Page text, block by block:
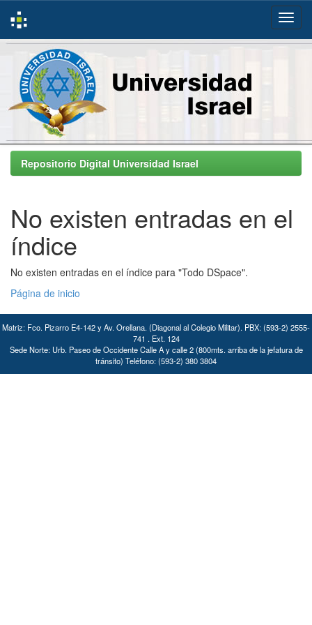
Skip
navigationRepositorio Digital Universidad Israel
No existen entradas en el
índice
No existen entradas en el índice para "Todo DSpace".
Página de inicio
Matriz: Fco. Pizarro E4-142 y Av. Orellana. (Diagonal al Colegio Militar). PBX: (593-2) 2555-
741 . Ext. 124
Sede Norte: Urb. Paseo de Occidente Calle A y calle 2 (800mts. arriba de la jefatura de
tránsito) Teléfono: (593-2) 380 3804